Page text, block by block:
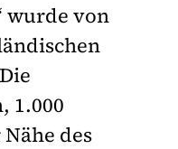
wurde von
1.000
des